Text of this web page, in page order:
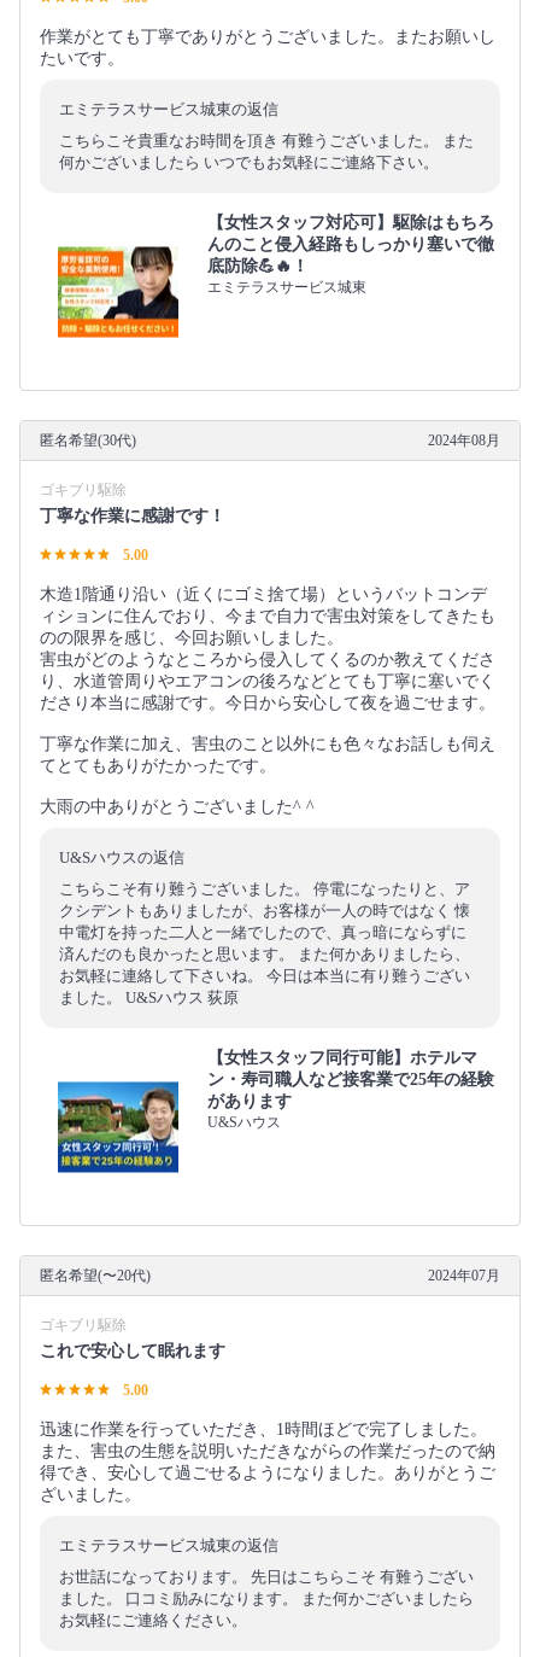
作業がとても丁寧でありがとうございました。またお願いし
たいです。
エミテラスサービス城東の返信
こちらこそ貴重なお時間を頂き 有難うございました。 また
何かございましたら いつでもお気軽にご連絡下さい。
【女性スタッフ対応可】駆除はもちろ
んのこと侵入経路もしっかり塞いで徹
底防除💪🔥！
エミテラスサービス城東
匿名希望(30代) 2024年08月
ゴキブリ駆除
丁寧な作業に感謝です！
5.00
木造1階通り沿い（近くにゴミ捨て場）というバットコンデ
ィションに住んでおり、今まで自力で害虫対策をしてきたも
のの限界を感じ、今回お願いしました。
害虫がどのようなところから侵入してくるのか教えてくださ
り、水道管周りやエアコンの後ろなどとても丁寧に塞いでく
ださり本当に感謝です。今日から安心して夜を過ごせます。
丁寧な作業に加え、害虫のこと以外にも色々なお話しも伺え
てとてもありがたかったです。
大雨の中ありがとうございました^ ^
U&Sハウスの返信
こちらこそ有り難うございました。 停電になったりと、ア
クシデントもありましたが、お客様が一人の時ではなく 懐
中電灯を持った二人と一緒でしたので、真っ暗にならずに
済んだのも良かったと思います。 また何かありましたら、
お気軽に連絡して下さいね。 今日は本当に有り難うござい
ました。 U&Sハウス 荻原
【女性スタッフ同行可能】ホテルマ
ン・寿司職人など接客業で25年の経験
があります
U&Sハウス
匿名希望(〜20代) 2024年07月
ゴキブリ駆除
これで安心して眠れます
5.00
迅速に作業を行っていただき、1時間ほどで完了しました。
また、害虫の生態を説明いただきながらの作業だったので納
得でき、安心して過ごせるようになりました。ありがとうご
ざいました。
エミテラスサービス城東の返信
お世話になっております。 先日はこちらこそ 有難うござい
ました。 口コミ励みになります。 また何かございましたら
お気軽にご連絡ください。